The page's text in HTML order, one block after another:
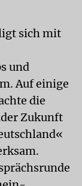
sich mit
und
Auf einige
die
Zukunft